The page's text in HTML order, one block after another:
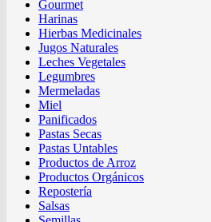
Gourmet
Harinas
Hierbas Medicinales
Jugos Naturales
Leches Vegetales
Legumbres
Mermeladas
Miel
Panificados
Pastas Secas
Pastas Untables
Productos de Arroz
Productos Orgánicos
Repostería
Salsas